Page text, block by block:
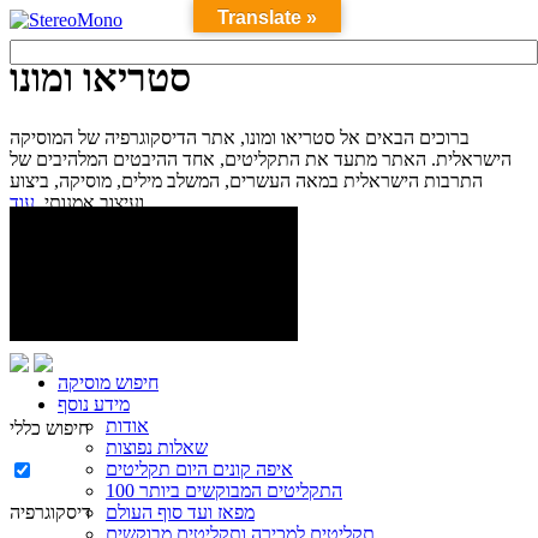
סטריאו ומונו
ברוכים הבאים אל סטריאו ומונו, אתר הדיסקוגרפיה של המוסיקה
הישראלית. האתר מתעד את התקליטים, אחד ההיבטים המלהיבים של
התרבות הישראלית במאה העשרים, המשלב מילים, מוסיקה, ביצוע
ועיצוב אמנותי.עוד...
חיפוש מוסיקה
מידע נוסף
אודות
שאלות נפוצות
איפה קונים היום תקליטים
100 התקליטים המבוקשים ביותר
מפאז ועד סוף העולם
תקליטים למכירה ותקליטים מבוקשים
חיפוש כללי
דיסקוגרפיה
Translate »